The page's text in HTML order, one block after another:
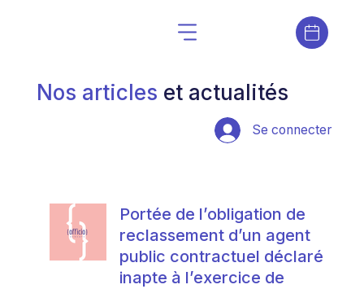
Nos articles et actualités
Se connecter
Portée de l’obligation de
reclassement d’un agent
public contractuel déclaré
inapte à l’exercice de